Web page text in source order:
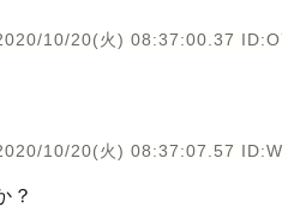
10/20(火) 08:37:00.37
10/20(火) 08:37:07.57
？